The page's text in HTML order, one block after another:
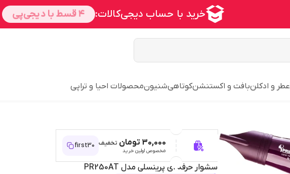
عطر و ادکلنبافت و اکستنشنکوتاهیشنیونمحصولات احیا و تراپی
30,000 تومان تخفیف
مخصوص اولین خرید
first30
سشوار حرفه ای پرینسلی مدل PR250AT